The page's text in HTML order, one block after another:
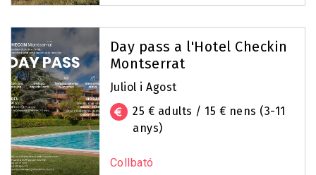
Day pass a l'Hotel Checkin
Montserrat
Juliol i Agost
25 € adults / 15 € nens (3-11
anys)
Collbató